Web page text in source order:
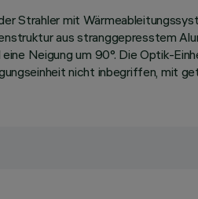
Strahler mit
aus stranggepresstem
Neigung um 90°. Die Optik-
nicht inbegriffen, mit